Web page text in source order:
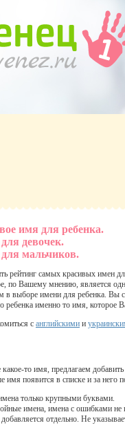
имя для ребенка.
девочек.
мальчиков.
рейтинг самых красивых имен
по Вашему мнению, является
выборе имени для ребенка. Вы
ребенка именно то имя,
с английскими и
то имя, предлагаем
появится в списке и за него
только крупными буквами.
имена, имена с ошибками не
отдельно. Не